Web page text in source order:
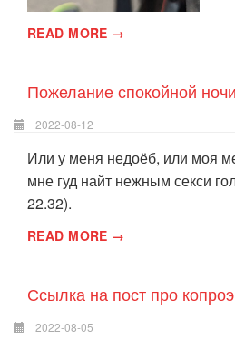
READ MORE →
Пожелание спокойной
2022-08-12
Или у меня недоёб, или моя
мне гуд найт нежным секси
22.32).
READ MORE →
Ссылка на пост про
2022-08-05